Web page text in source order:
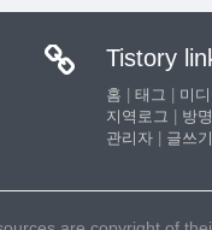
Tistory
홈 태그
미
지역로그
방
관리자
글쓰기